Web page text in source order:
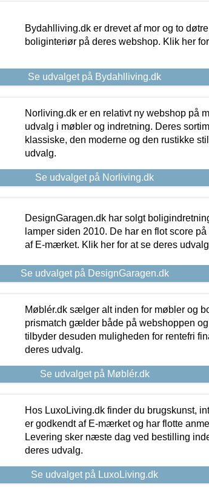
Bydahlliving.dk er drevet af mor og to
boliginteriør på deres webshop. Klik her
Se udvalget på Bydahlliving.dk
Norliving.dk er en relativt ny webshop på
udvalg i møbler og indretning. Deres
klassiske, den moderne og den rustikke
udvalg.
Se udvalget på Norliving.dk
DesignGaragen.dk har solgt
lamper siden 2010. De har en flot score
af E-mærket. Klik her for at se deres
Se udvalget på DesignGaragen.dk
Møblér.dk sælger alt inden for møbler og
prismatch gælder både på webshoppen
tilbyder desuden muligheden for rentefri
deres udvalg.
Se udvalget på Møblér.dk
Hos LuxoLiving.dk finder du brugskunst,
er godkendt af E-mærket og har flotte
Levering sker næste dag ved bestilling
deres udvalg.
Se udvalget på LuxoLiving.dk